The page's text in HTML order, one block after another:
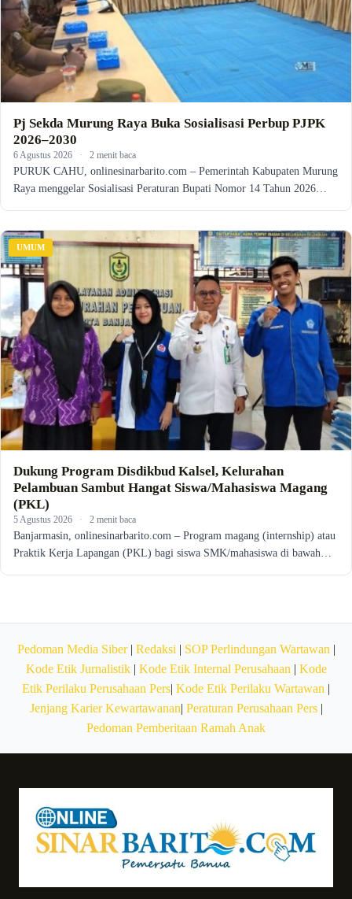
Pj Sekda Murung Raya Buka Sosialisasi Perbup PJPK
2026–2030
6 Agustus 2026 · 2 menit baca
PURUK CAHU, onlinesinarbarito.com – Pemerintah Kabupaten Murung
Raya menggelar Sosialisasi Peraturan Bupati Nomor 14 Tahun 2026…
UMUM
Dukung Program Disdikbud Kalsel, Kelurahan
Pelambuan Sambut Hangat Siswa/Mahasiswa Magang
(PKL)
5 Agustus 2026 · 2 menit baca
Banjarmasin, onlinesinarbarito.com – Program magang (internship) atau
Praktik Kerja Lapangan (PKL) bagi siswa SMK/mahasiswa di bawah…
Pedoman Media Siber| Redaksi | SOP Perlindungan Wartawan |
Kode Etik Jurnalistik| Kode Etik Internal Perusahaan | Kode
Etik Perilaku Perusahaan Pers| Kode Etik Perilaku Wartawan |
Jenjang Karier Kewartawanan| Peraturan Perusahaan Pers|
Pedoman Pemberitaan Ramah Anak